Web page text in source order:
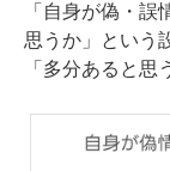
「自身が偽・
思うか」という
「多分あると思